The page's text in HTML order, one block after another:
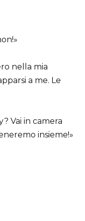
nella mia
a me. Le
Vai in camera
insieme!»